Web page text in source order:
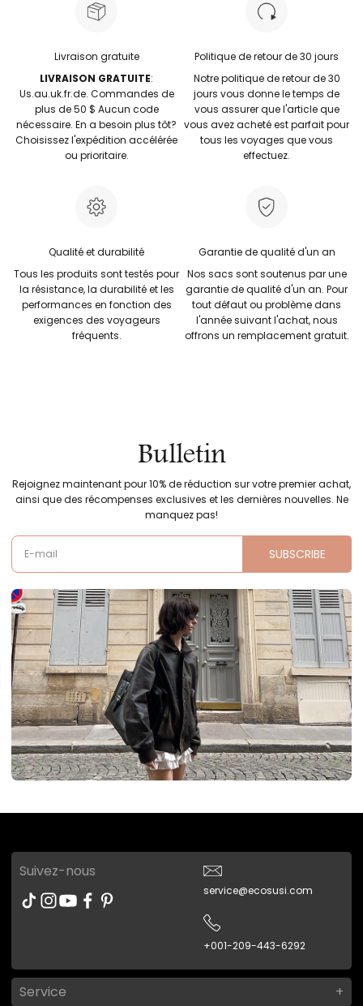
Livraison gratuite
LIVRAISON GRATUITE:
Us.au.uk.fr.de. Commandes de
plus de 50 $ Aucun code
nécessaire. En a besoin plus tôt?
Choisissez l'expédition accélérée
ou prioritaire.
Politique de retour de 30 jours
Notre politique de retour de 30
jours vous donne le temps de
vous assurer que l'article que
vous avez acheté est parfait pour
tous les voyages que vous
effectuez.
Qualité et durabilité
Tous les produits sont testés pour
la résistance, la durabilité et les
performances en fonction des
exigences des voyageurs
fréquents.
Garantie de qualité d'un an
Nos sacs sont soutenus par une
garantie de qualité d'un an. Pour
tout défaut ou problème dans
l'année suivant l'achat, nous
offrons un remplacement gratuit.
Bulletin
Rejoignez maintenant pour 10% de réduction sur votre premier achat,
ainsi que des récompenses exclusives et les dernières nouvelles. Ne
manquez pas!
E-mail SUBSCRIBE
Suivez-nous
service@ecosusi.com
+001-209-443-6292
Service